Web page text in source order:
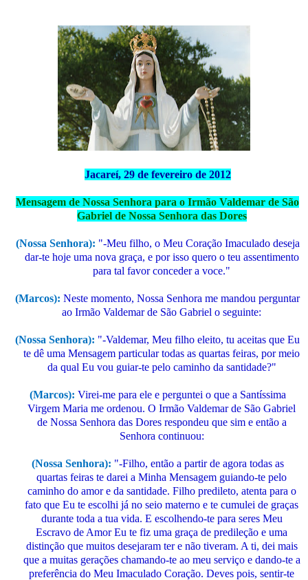
Jacareí, 29 de fevereiro de 2012
Mensagem de Nossa Senhora para o Irmão Valdemar de São
Gabriel de Nossa Senhora das Dores
(Nossa Senhora): "-Meu filho, o Meu Coração Imaculado deseja
dar-te hoje uma nova graça, e por isso quero o teu assentimento
para tal favor conceder a voce."
(Marcos): Neste momento, Nossa Senhora me mandou perguntar
ao Irmão Valdemar de São Gabriel o seguinte:
(Nossa Senhora): "-Valdemar, Meu filho eleito, tu aceitas que Eu
te dê uma Mensagem particular todas as quartas feiras, por meio
da qual Eu vou guiar-te pelo caminho da santidade?"
(Marcos): Virei-me para ele e perguntei o que a Santíssima
Virgem Maria me ordenou. O Irmão Valdemar de São Gabriel
de Nossa Senhora das Dores respondeu que sim e então a
Senhora continuou:
(Nossa Senhora): "-Filho, então a partir de agora todas as
quartas feiras te darei a Minha Mensagem guiando-te pelo
caminho do amor e da santidade. Filho predileto, atenta para o
fato que Eu te escolhi já no seio materno e te cumulei de graças
durante toda a tua vida. E escolhendo-te para seres Meu
Escravo de Amor Eu te fiz uma graça de predileção e uma
distinção que muitos desejaram ter e não tiveram. A ti, dei mais
que a muitas gerações chamando-te ao meu serviço e dando-te a
preferência do Meu Imaculado Coração. Deves pois, sentir-te